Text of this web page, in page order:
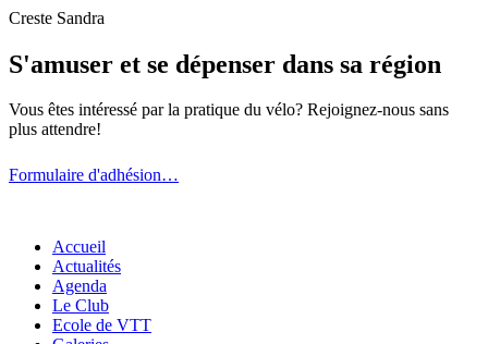
Creste Sandra
S'amuser et se dépenser dans sa région
Vous êtes intéressé par la pratique du vélo? Rejoignez-nous sans
plus attendre!
Formulaire d'adhésion…
Accueil
Actualités
Agenda
Le Club
Ecole de VTT